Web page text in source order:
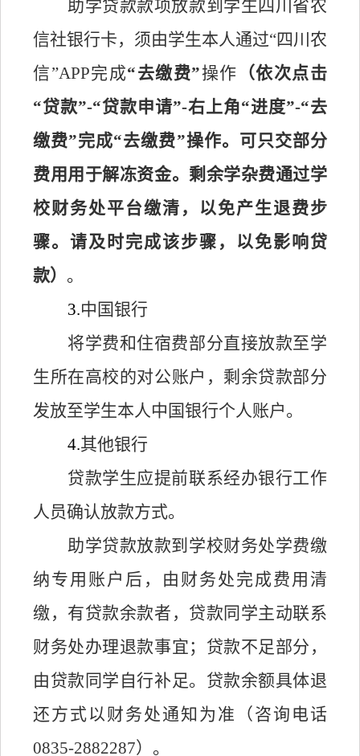
助学贷款款项放款到学生四川省农
信社银行卡，须由学生本人通过“四川农
信”APP完成“去缴费”操作 （依次点击
“贷款”-“贷款申请”-右上角“进度”-“去
缴费”完成“去缴费”操作。可只交部分
费用用于解冻资金。剩余学杂费通过学
校财务处平台缴清，以免产生退费步
骤。 请及时完成该步骤，以免影响贷
款） 。
3.中国银行
将学费和住宿费部分直接放款至学
生所在高校的对公账户，剩余贷款部分
发放至学生本人中国银行个人账户。
4.其他银行
贷款学生应提前联系经办银行工作
人员确认放款方式。
助学贷款放款到学校财务处学费缴
纳专用账户后，由财务处完成费用清
缴，有贷款余款者，贷款同学主动联系
财务处办理退款事宜；贷款不足部分，
由贷款同学自行补足。贷款余额具体退
还方式以财务处通知为准（咨询电话
0835-2882287）。